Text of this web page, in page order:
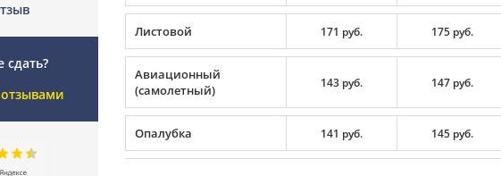
Листовой 171 руб. 175 руб.
Авиационный
(самолетный)
143 руб. 147 руб.
Опалубка 141 руб. 145 руб.
сдать?